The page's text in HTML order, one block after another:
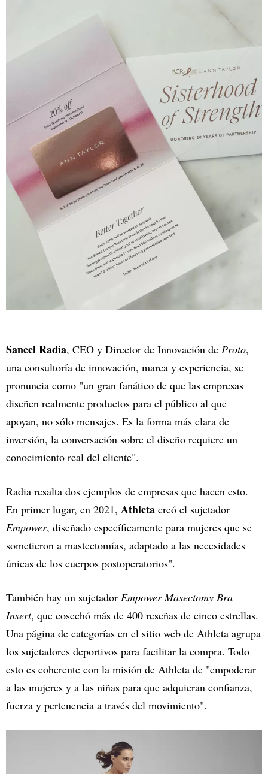
Saneel Radia, CEO y Director de Innovación de Proto,
una consultoría de innovación, marca y experiencia, se
pronuncia como "un gran fanático de que las empresas
diseñen realmente productos para el público al que
apoyan, no sólo mensajes. Es la forma más clara de
inversión, la conversación sobre el diseño requiere un
conocimiento real del cliente".
Radia resalta dos ejemplos de empresas que hacen esto.
En primer lugar, en 2021, Athleta creó el sujetador
Empower, diseñado específicamente para mujeres que se
sometieron a mastectomías, adaptado a las necesidades
únicas de los cuerpos postoperatorios".
También hay un sujetador Empower Masectomy Bra
Insert, que cosechó más de 400 reseñas de cinco estrellas.
Una página de categorías en el sitio web de Athleta agrupa
los sujetadores deportivos para facilitar la compra. Todo
esto es coherente con la misión de Athleta de "empoderar
a las mujeres y a las niñas para que adquieran confianza,
fuerza y pertenencia a través del movimiento".